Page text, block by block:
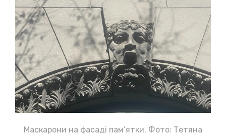
Маскарони на фасаді пам’ятки. Фото: Тетяна